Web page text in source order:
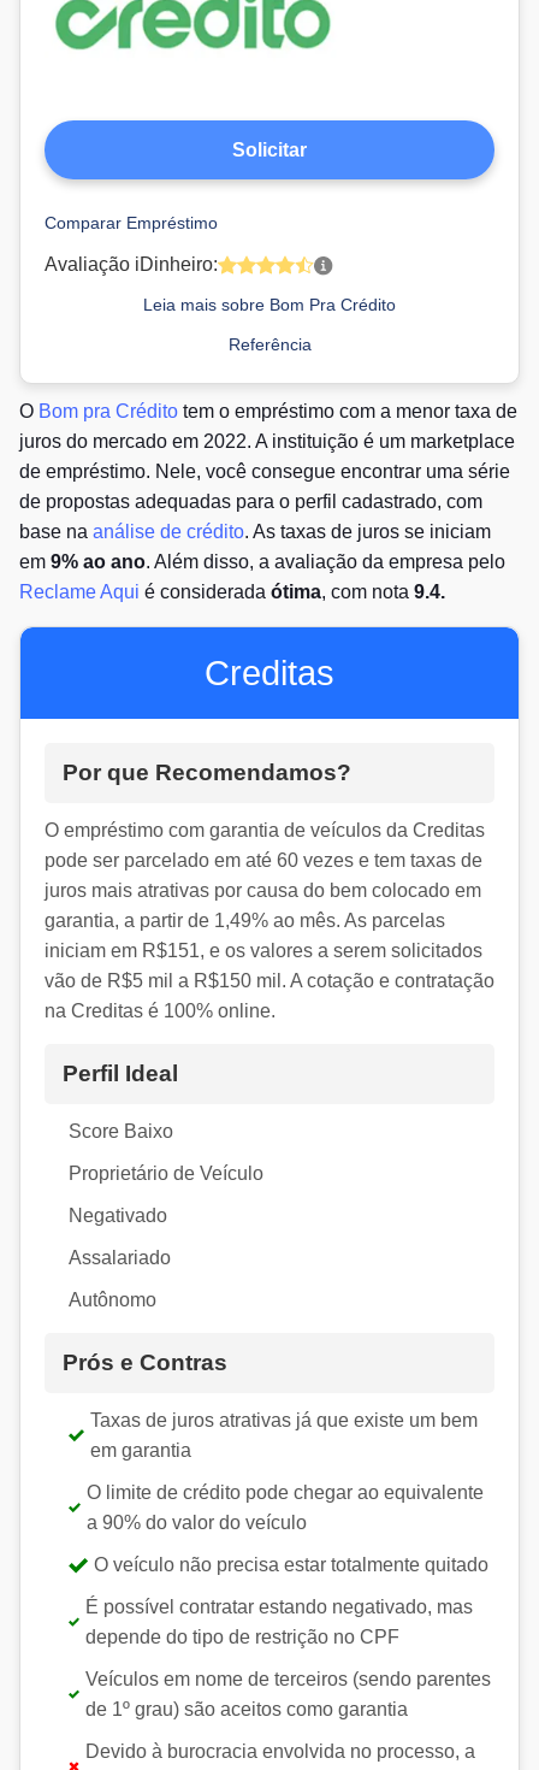
Solicitar
Comparar Empréstimo
Avaliação iDinheiro:
Leia mais sobre Bom Pra Crédito
Referência
O Bom pra Crédito tem o empréstimo com a menor taxa de
juros do mercado em 2022. A instituição é um marketplace
de empréstimo. Nele, você consegue encontrar uma série
de propostas adequadas para o perfil cadastrado, com
base na análise de crédito. As taxas de juros se iniciam
em 9% ao ano. Além disso, a avaliação da empresa pelo
Reclame Aqui é considerada ótima, com nota 9.4.
Creditas
Por que Recomendamos?
O empréstimo com garantia de veículos da Creditas
pode ser parcelado em até 60 vezes e tem taxas de
juros mais atrativas por causa do bem colocado em
garantia, a partir de 1,49% ao mês. As parcelas
iniciam em R$151, e os valores a serem solicitados
vão de R$5 mil a R$150 mil. A cotação e contratação
na Creditas é 100% online.
Perfil Ideal
Score Baixo
Proprietário de Veículo
Negativado
Assalariado
Autônomo
Prós e Contras
Taxas de juros atrativas já que existe um bem
em garantia
O limite de crédito pode chegar ao equivalente
a 90% do valor do veículo
O veículo não precisa estar totalmente quitado
É possível contratar estando negativado, mas
depende do tipo de restrição no CPF
Veículos em nome de terceiros (sendo parentes
de 1º grau) são aceitos como garantia
Devido à burocracia envolvida no processo, a